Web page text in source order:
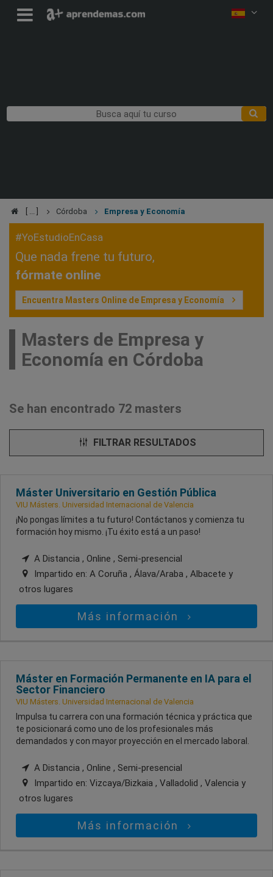
Córdoba Empresa y Economía
#YoEstudioEnCasa
Que nada frene tu futuro,
fórmate online
Encuentra Masters Online de Empresa y Economía
Masters de Empresa y
Economía en Córdoba
Se han encontrado 72 masters
FILTRAR RESULTADOS
Máster Universitario en Gestión Pública
VIU Másters. Universidad Internacional de Valencia
¡No pongas límites a tu futuro! Contáctanos y comienza tu
formación hoy mismo. ¡Tu éxito está a un paso!
A Distancia , Online , Semi-presencial
Impartido en: A Coruña , Álava/Araba , Albacete y
otros lugares
Más información
Máster en Formación Permanente en IA para el
Sector Financiero
VIU Másters. Universidad Internacional de Valencia
Impulsa tu carrera con una formación técnica y práctica que
te posicionará como uno de los profesionales más
demandados y con mayor proyección en el mercado laboral.
A Distancia , Online , Semi-presencial
Impartido en: Vizcaya/Bizkaia , Valladolid , Valencia y
otros lugares
Más información